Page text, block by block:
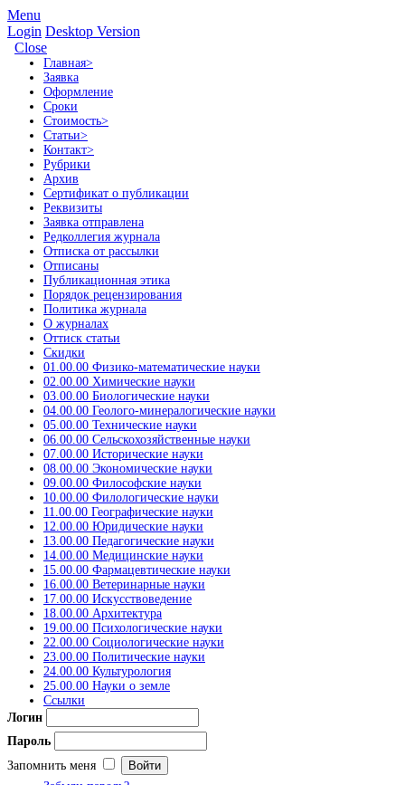
Menu
Login Desktop Version
Close
Главная>
Заявка
Оформление
Сроки
Стоимость>
Статьи>
Контакт>
Рубрики
Архив
Сертификат о публикации
Реквизиты
Заявка отправлена
Редколлегия журнала
Отписка от рассылки
Отписаны
Публикационная этика
Порядок рецензирования
Политика журнала
О журналах
Оттиск статьи
Скидки
01.00.00 Физико-математические науки
02.00.00 Химические науки
03.00.00 Биологические науки
04.00.00 Геолого-минералогические науки
05.00.00 Технические науки
06.00.00 Сельскохозяйственные науки
07.00.00 Исторические науки
08.00.00 Экономические науки
09.00.00 Философские науки
10.00.00 Филологические науки
11.00.00 Географические науки
12.00.00 Юридические науки
13.00.00 Педагогические науки
14.00.00 Медицинские науки
15.00.00 Фармацевтические науки
16.00.00 Ветеринарные науки
17.00.00 Искусствоведение
18.00.00 Архитектура
19.00.00 Психологические науки
22.00.00 Социологические науки
23.00.00 Политические науки
24.00.00 Культурология
25.00.00 Науки о земле
Ссылки
Логин
Пароль
Запомнить меня